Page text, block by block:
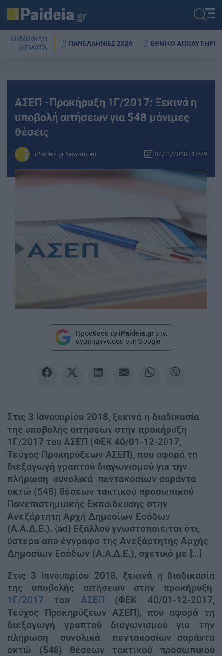
ΔΗΜΟΦΙΛΗ
ΘΕΜΑΤΑ
ΠΑΝΕΛΛΗΝΙΕΣ 2026 ΕΘΝΙΚΟ ΑΠΟΛΥΤΗΡΙΟ
ΑΣΕΠ -Προκήρυξη 1Γ/2017: Ξεκινά η
υποβολή αιτήσεων για 548 μόνιμες
θέσεις
iPaideia.gr Newsroom 02/01/2018 - 15:39
Πρόσθεσε το iPaideia.gr στα
αγαπημένα σου στη Google
Στις 3 Ιανουαρίου 2018, ξεκινά η διαδικασία
της υποβολής αιτήσεων στην προκήρυξη
1Γ/2017 του ΑΣΕΠ (ΦΕΚ 40/01-12-2017,
Τεύχος Προκηρύξεων ΑΣΕΠ), που αφορά τη
διεξαγωγή γραπτού διαγωνισμού για την
πλήρωση συνολικά πεντακοσίων σαράντα
οκτώ (548) θέσεων τακτικού προσωπικού
Πανεπιστημιακής Εκπαίδευσης στην
Ανεξάρτητη Αρχή Δημοσίων Εσόδων
(Α.Α.Δ.Ε.). {ad} Εξάλλου γνωστοποιείται ότι,
ύστερα από έγγραφο της Ανεξάρτητης Αρχής
Δημοσίων Εσόδων (Α.Α.Δ.Ε.), σχετικό με […]
Στις 3 Ιανουαρίου 2018, ξεκινά η διαδικασία
της υποβολής αιτήσεων στην προκήρυξη
1Γ/2017 του ΑΣΕΠ (ΦΕΚ 40/01-12-2017,
Τεύχος Προκηρύξεων ΑΣΕΠ), που αφορά τη
διεξαγωγή γραπτού διαγωνισμού για την
πλήρωση συνολικά πεντακοσίων σαράντα
οκτώ (548) θέσεων τακτικού προσωπικού